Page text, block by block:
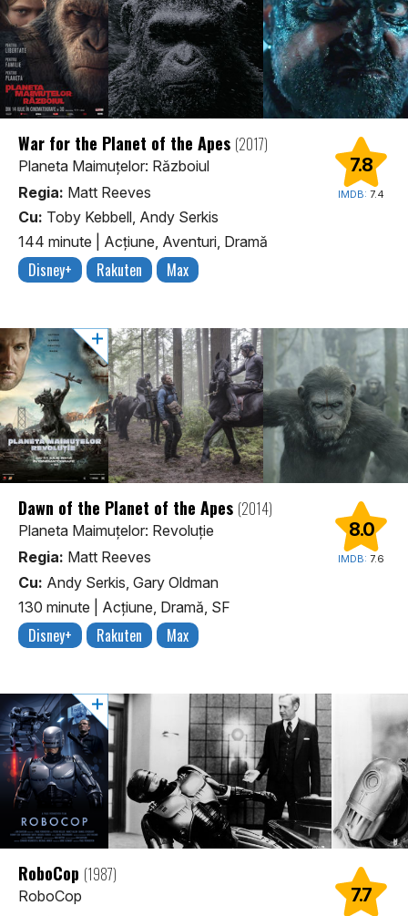
7.8
IMDB: 7.4
War for the Planet of the Apes (2017)
Planeta Maimuţelor: Războiul
Regia: Matt Reeves
Cu: Toby Kebbell, Andy Serkis
144 minute
Acţiune, Aventuri, Dramă
Disney+ Rakuten Max
8.0
IMDB: 7.6
Dawn of the Planet of the Apes (2014)
Planeta Maimuțelor: Revoluție
Regia: Matt Reeves
Cu: Andy Serkis, Gary Oldman
130 minute
Acţiune, Dramă, SF
Disney+ Rakuten Max
7.7
RoboCop (1987)
RoboCop